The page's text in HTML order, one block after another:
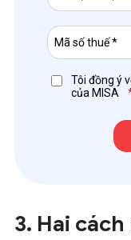
Tôi đồng ý
của MISA
3. Hai